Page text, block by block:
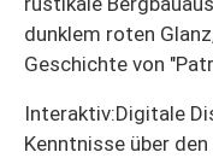
dunklem roten
Geschichte von
Interaktiv:Digitale
Kenntnisse über